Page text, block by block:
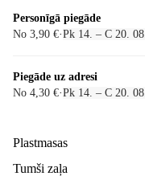
Personīgā piegāde
No 3,90 €·Pk 14. – C 20. 08.
Piegāde uz adresi
No 4,30 €·Pk 14. – C 20. 08.
Plastmasas
Tumši zaļa